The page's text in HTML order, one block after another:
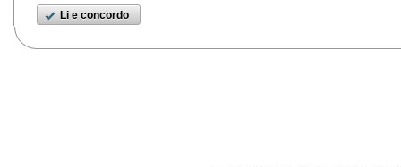
Li e concordo